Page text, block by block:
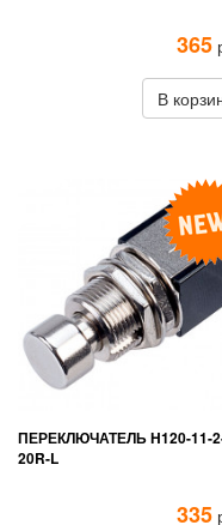
365
В
ПЕРЕКЛЮЧАТЕЛЬ H120-11-
20R-L
335